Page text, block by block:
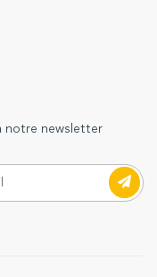
notre newsletter